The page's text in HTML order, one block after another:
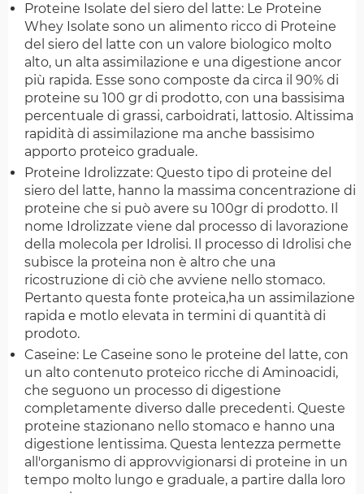
Proteine Isolate del siero del latte: Le Proteine
Whey Isolate sono un alimento ricco di Proteine
del siero del latte con un valore biologico molto
alto, un alta assimilazione e una digestione ancor
più rapida. Esse sono composte da circa il 90% di
proteine su 100 gr di prodotto, con una bassisima
percentuale di grassi, carboidrati, lattosio. Altissima
rapidità di assimilazione ma anche bassisimo
apporto proteico graduale.
Proteine Idrolizzate: Questo tipo di proteine del
siero del latte, hanno la massima concentrazione di
proteine che si può avere su 100gr di prodotto. Il
nome Idrolizzate viene dal processo di lavorazione
della molecola per Idrolisi. Il processo di Idrolisi che
subisce la proteina non è altro che una
ricostruzione di ciò che avviene nello stomaco.
Pertanto questa fonte proteica,ha un assimilazione
rapida e motlo elevata in termini di quantità di
prodoto.
Caseine: Le Caseine sono le proteine del latte, con
un alto contenuto proteico ricche di Aminoacidi,
che seguono un processo di digestione
completamente diverso dalle precedenti. Queste
proteine stazionano nello stomaco e hanno una
digestione lentissima. Questa lentezza permette
all'organismo di approvvigionarsi di proteine in un
tempo molto lungo e graduale, a partire dalla loro